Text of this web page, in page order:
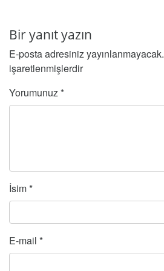
Bir yanıt yazın
E-posta adresiniz yayınlanmayacak.
işaretlenmişlerdir
Yorumunuz*
İsim*
E-mail *